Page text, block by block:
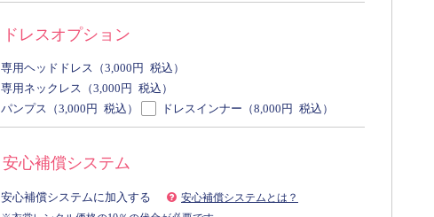
ドレスオプション
専用ヘッドドレス（3,000 円 税込）
専用ネックレス（3,000 円 税込）
パンプス（3,000 円 税込） ドレスインナー（8,000 円 税込）
安心補償システム
安心補償システムに加入する
安心補償システムとは？